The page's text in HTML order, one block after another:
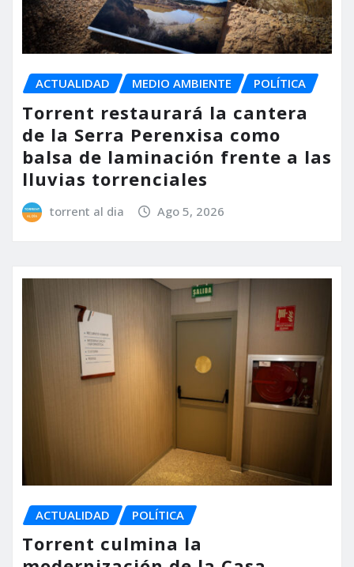
ACTUALIDAD MEDIO AMBIENTE POLÍTICA
Torrent restaurará la cantera
de la Serra Perenxisa como
balsa de laminación frente a las
lluvias torrenciales
torrent al dia Ago 5, 2026
ACTUALIDAD POLÍTICA
Torrent culmina la